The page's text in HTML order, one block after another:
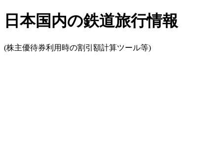
日本国内の鉄道旅行情報
(株主優待券利用時の割引額計算ツール等)